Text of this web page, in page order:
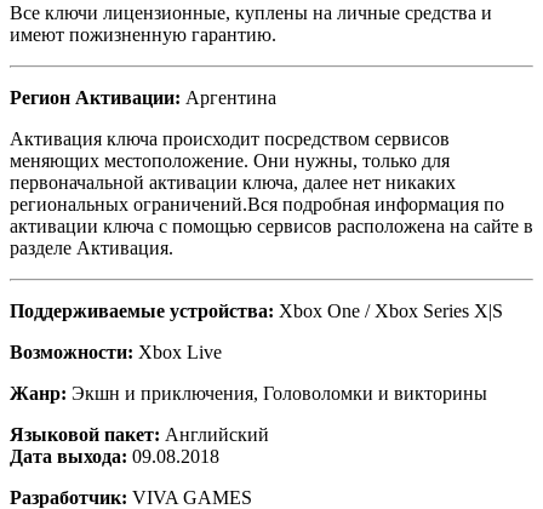
Все ключи лицензионные, куплены на личные средства и
имеют пожизненную гарантию.
Регион Активации: Аргентина
Активация ключа происходит посредством сервисов
меняющих местоположение. Они нужны, только для
первоначальной активации ключа, далее нет никаких
региональных ограничений.Вся подробная информация по
активации ключа с помощью сервисов расположена на сайте в
разделе Активация.
Поддерживаемые устройства: Xbox One / Xbox Series X|S
Возможности: Xbox Live
Жанр: Экшн и приключения, Головоломки и викторины
Языковой пакет: Английский
Дата выхода: 09.08.2018
Разработчик: VIVA GAMES